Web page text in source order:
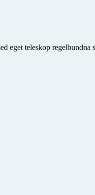
eget teleskop regelbundna